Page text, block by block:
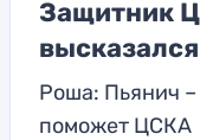
Защитник
Роша: Пьянич
поможет ЦСКА